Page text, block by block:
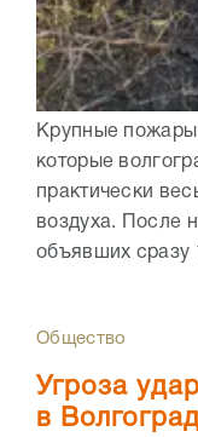
Крупные
которые
практически
воздуха. После
объявших сразу
Общество
Угроза
в